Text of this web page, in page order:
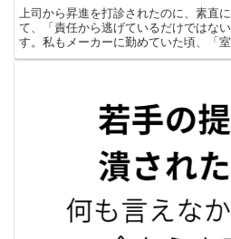
上司から昇進を打診されたのに、素直
て、「責任から逃げているだけではな
す。私もメーカーに勤めていた頃、「
ながら、数年間にわたって断り続けま